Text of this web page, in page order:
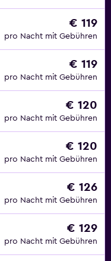
€ 119
pro Nacht mit Gebühren
€ 119
pro Nacht mit Gebühren
€ 120
pro Nacht mit Gebühren
€ 120
pro Nacht mit Gebühren
€ 126
pro Nacht mit Gebühren
€ 129
pro Nacht mit Gebühren